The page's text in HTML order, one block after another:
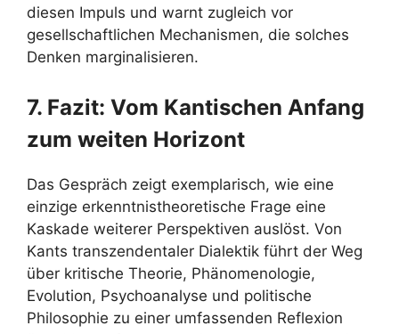
diesen Impuls und warnt zugleich vor
gesellschaftlichen Mechanismen, die solches
Denken marginalisieren.
7. Fazit: Vom Kantischen Anfang
zum weiten Horizont
Das Gespräch zeigt exemplarisch, wie eine
einzige erkenntnistheoretische Frage eine
Kaskade weiterer Perspektiven auslöst. Von
Kants transzendentaler Dialektik führt der Weg
über kritische Theorie, Phänomenologie,
Evolution, Psychoanalyse und politische
Philosophie zu einer umfassenden Reflexion